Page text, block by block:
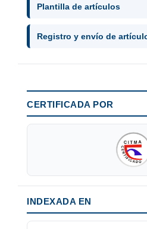
Plantilla de artículos
Registro y envío de
CERTIFICADA POR
INDEXADA EN